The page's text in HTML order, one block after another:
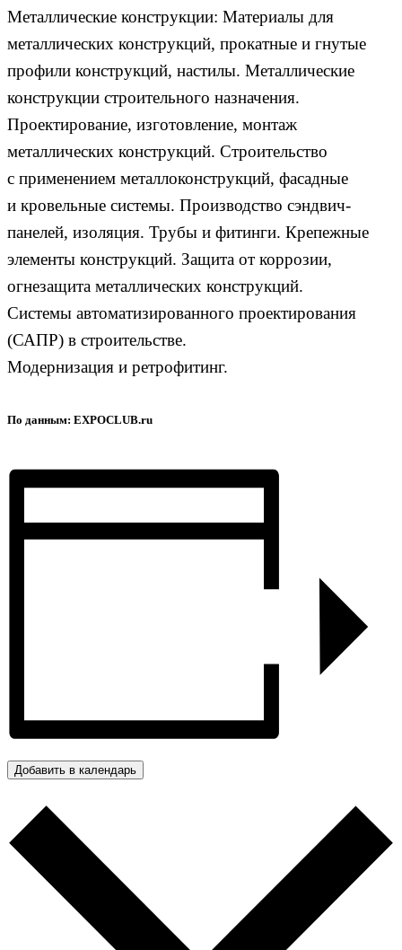
Металлические конструкции: Материалы для
металлических конструкций, прокатные и гнутые
профили конструкций, настилы. Металлические
конструкции строительного назначения.
Проектирование, изготовление, монтаж
металлических конструкций. Строительство
с применением металлоконструкций, фасадные
и кровельные системы. Производство сэндвич-
панелей, изоляция. Трубы и фитинги. Крепежные
элементы конструкций. Защита от коррозии,
огнезащита металлических конструкций.
Системы автоматизированного проектирования
(САПР) в строительстве.
Модернизация и ретрофитинг.
По данным: EXPOCLUB.ru
Добавить в календарь